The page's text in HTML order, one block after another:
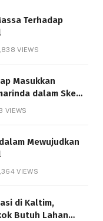
Terhadap
VIEWS
Masukkan
dalam Skema
Gratispol
VIEWS
Mewujudkan
VIEWS
di Kaltim,
Butuh Lahan